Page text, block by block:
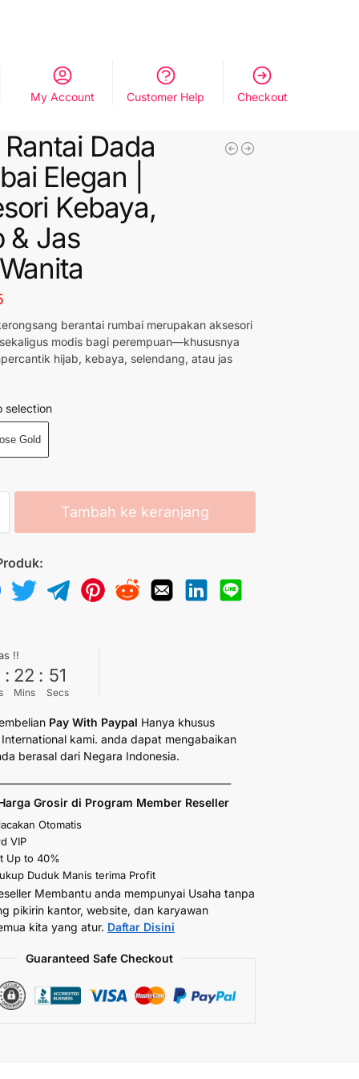
My Account Customer Help Checkout
Dada
Elegan |
Kebaya,
& Jas
berantai rumbai merupakan aksesori
modis bagi perempuan—khususnya
hijab, kebaya, selendang, atau jas
selection
Gold
Tambah ke keranjang
!!
: 22
Mins
: 50
Secs
Pay With Paypal Hanya khusus
kami. anda dapat mengabaikan
berasal dari Negara Indonesia.
Grosir di Program Member Reseller
Otomatis
VIP
Up to 40%
Duduk Manis terima Profit
Membantu anda mempunyai Usaha tanpa
pikirin kantor, website, dan karyawan
kita yang atur. Daftar Disini
Guaranteed Safe Checkout